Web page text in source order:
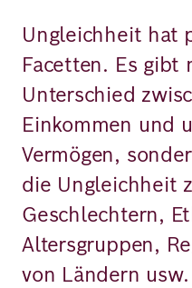
Ungleichheit hat
Facetten. Es gibt
Unterschied
Einkommen und
Vermögen,
die Ungleichheit
Geschlechtern,
Altersgruppen,
von Ländern